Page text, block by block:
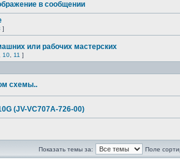
в сообщении
]
или рабочих мастерских
10 11 ]
схемы..
(JV-VC707A-726-00)
Показать темы за: Поле